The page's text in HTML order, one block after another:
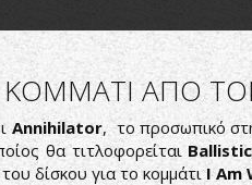
ΚΟΜΜΑΤΙ ΑΠΟ
Annihilator, το προσωπικό
θα τιτλοφορείται
δίσκου για το κομμάτιI Am